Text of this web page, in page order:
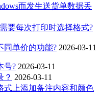
而发生送货单数据丢
要每次打印时选择格式?
同单价的功能? 2026-03-11
号? 2026-03-11
？ 2026-03-11
式上添加备注内容和颜色